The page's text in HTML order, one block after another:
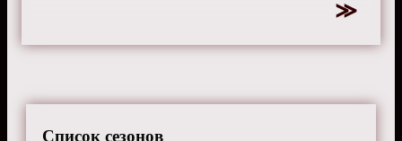
Список сезонов